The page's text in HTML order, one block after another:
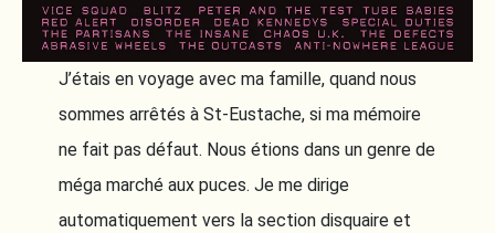
J’étais en voyage avec ma famille, quand nous
sommes arrêtés à St-Eustache, si ma mémoire
ne fait pas défaut. Nous étions dans un genre de
méga marché aux puces. Je me dirige
automatiquement vers la section disquaire et